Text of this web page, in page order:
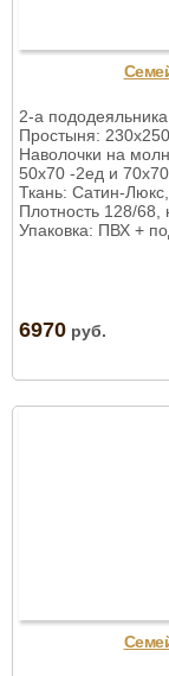
2-а
Простыня:
Наволочки на
50х70 -2ед и
Ткань: Сатин-
Плотность 128/68,
Упаковка: ПВХ +
6970 руб.